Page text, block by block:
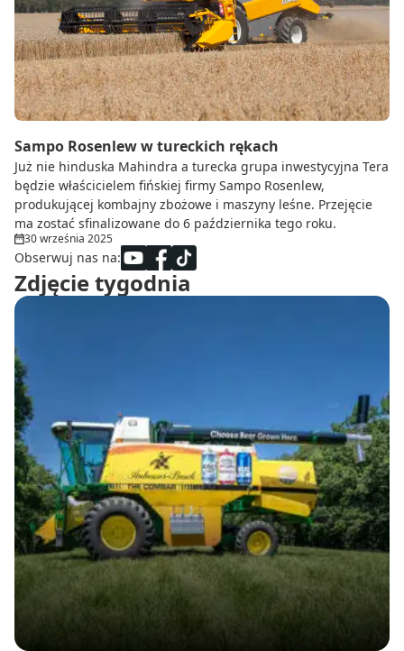
Do zbioru
Rolnictwo precyzyjne
Dealerzy
Ze świata techniki rolniczej
Sampo Rosenlew w tureckich rękach
Już nie hinduska Mahindra a turecka grupa inwestycyjna Tera
będzie właścicielem fińskiej firmy Sampo Rosenlew,
produkującej kombajny zbożowe i maszyny leśne. Przejęcie
ma zostać sfinalizowane do 6 października tego roku.
30 września 2025
Obserwuj nas na:
Zdjęcie tygodnia